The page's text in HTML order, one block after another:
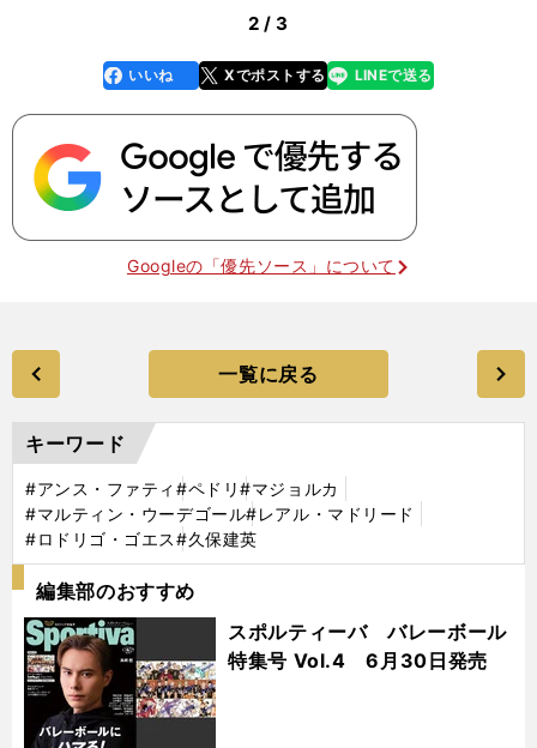
2 / 3
faceboo
k
いいね Xでポストする
line LINEで送る
Googleの「優先ソース」について
一覧に戻る
キーワード
#アンス・ファティ#ペドリ#マジョルカ
#マルティン・ウーデゴール#レアル・マドリード
#ロドリゴ・ゴエス#久保建英
編集部のおすすめ
スポルティーバ バレーボール
特集号 Vol.4 6月30日発売